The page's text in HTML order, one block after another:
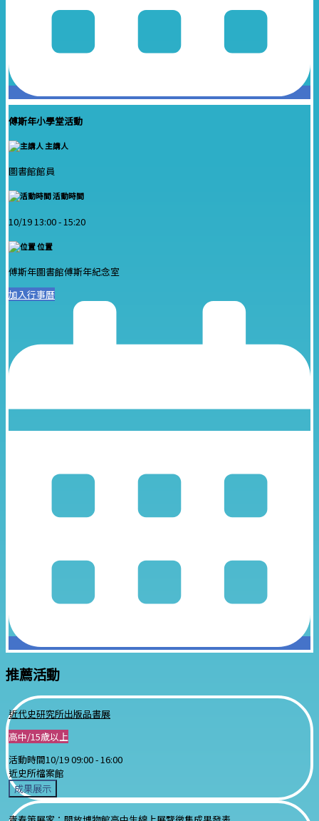
傅斯年小學堂活動
主講人
圖書館館員
活動時間
10/19 13:00 -15:20
位置
傅斯年圖書館傅斯年紀念室
加入行事曆
推薦活動
近代史研究所出版品書展
高中/15歲以上
活動時間10/19 09:00 -16:00
近史所檔案館
成果展示